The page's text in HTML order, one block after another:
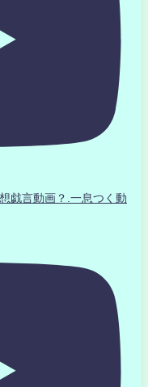
言動画？.一息つく動